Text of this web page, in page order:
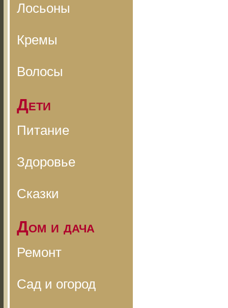
Лосьоны
Кремы
Волосы
Дети
Питание
Здоровье
Сказки
Дом и дача
Ремонт
Сад и огород